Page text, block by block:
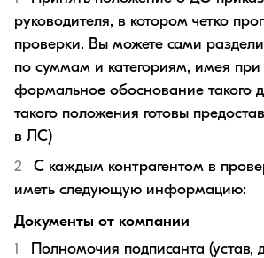
руководителя, в котором четко
проверки. Вы можете сами
по суммам и категориям, имея при
формальное обоснование такого
такого положения готовы
в ЛС)
С каждым контрагентом в
иметь следующую информацию:
Документы от компании
Полномочия подписанта (устав,